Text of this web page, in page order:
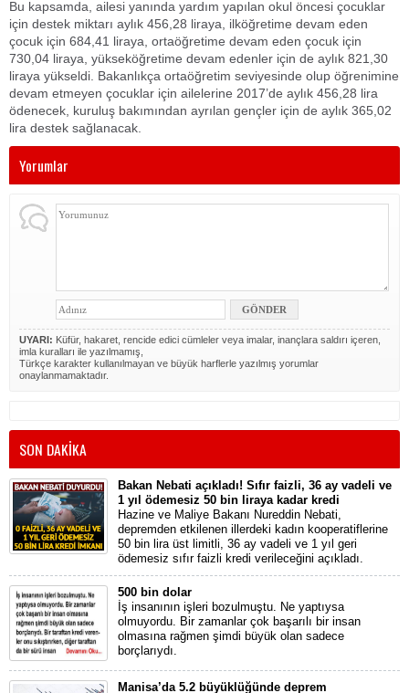
Bu kapsamda, ailesi yanında yardım yapılan okul öncesi çocuklar
için destek miktarı aylık 456,28 liraya, ilköğretime devam eden
çocuk için 684,41 liraya, ortaöğretime devam eden çocuk için
730,04 liraya, yükseköğretime devam edenler için de aylık 821,30
liraya yükseldi. Bakanlıkça ortaöğretim seviyesinde olup öğrenimine
devam etmeyen çocuklar için ailelerine 2017’de aylık 456,28 lira
ödenecek, kuruluş bakımından ayrılan gençler için de aylık 365,02
lira destek sağlanacak.
Yorumlar
UYARI: Küfür, hakaret, rencide edici cümleler veya imalar, inançlara saldırı içeren,
imla kuralları ile yazılmamış,
Türkçe karakter kullanılmayan ve büyük harflerle yazılmış yorumlar
onaylanmamaktadır.
SON DAKİKA
Bakan Nebati açıkladı! Sıfır faizli, 36 ay vadeli ve
1 yıl ödemesiz 50 bin liraya kadar kredi
Hazine ve Maliye Bakanı Nureddin Nebati,
depremden etkilenen illerdeki kadın kooperatiflerine
50 bin lira üst limitli, 36 ay vadeli ve 1 yıl geri
ödemesiz sıfır faizli kredi verileceğini açıkladı.
500 bin dolar
İş insanının işleri bozulmuştu. Ne yaptıysa
olmuyordu. Bir zamanlar çok başarılı bir insan
olmasına rağmen şimdi büyük olan sadece
borçlarıydı.
Manisa’da 5.2 büyüklüğünde deprem